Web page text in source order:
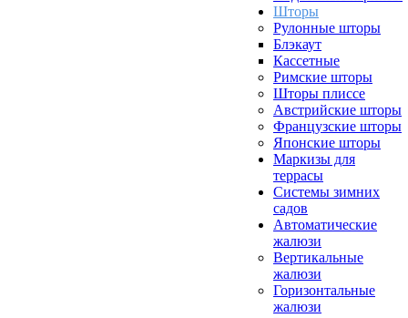
Шторы
Рулонные шторы
Блэкаут
Кассетные
Римские шторы
Шторы плиссе
Австрийские шторы
Французские шторы
Японские шторы
Маркизы для
террасы
Системы зимних
садов
Автоматические
жалюзи
Вертикальные
жалюзи
Горизонтальные
жалюзи